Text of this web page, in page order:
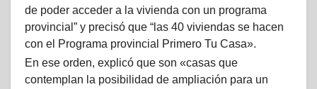
de poder acceder a la vivienda con un programa
provincial” y precisó que “las 40 viviendas se hacen
con el Programa provincial Primero Tu Casa».
En ese orden, explicó que son «casas que
contemplan la posibilidad de ampliación para un